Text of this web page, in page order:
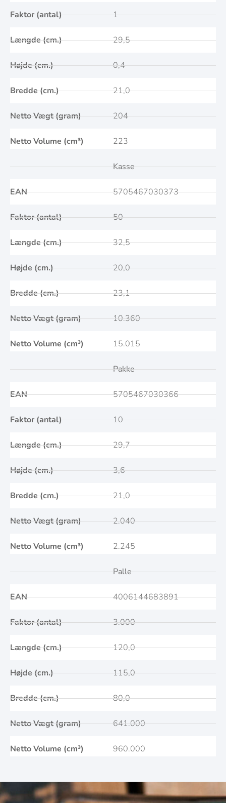
Faktor (antal)
Længde (cm.)
Højde (cm.)
Bredde (cm.)
Netto Vægt (gram)
Netto Volume (cm³)
1
29,5
0,4
21,0
204
223
EAN
Faktor (antal)
Længde (cm.)
Højde (cm.)
Bredde (cm.)
Netto Vægt (gram)
Netto Volume (cm³)
Kasse
5705467030373
50
32,5
20,0
23,1
10.360
15.015
EAN
Faktor (antal)
Længde (cm.)
Højde (cm.)
Bredde (cm.)
Netto Vægt (gram)
Netto Volume (cm³)
Pakke
5705467030366
10
29,7
3,6
21,0
2.040
2.245
EAN
Faktor (antal)
Længde (cm.)
Højde (cm.)
Bredde (cm.)
Netto Vægt (gram)
Netto Volume (cm³)
Palle
4006144683891
3.000
120,0
115,0
80,0
641.000
960.000